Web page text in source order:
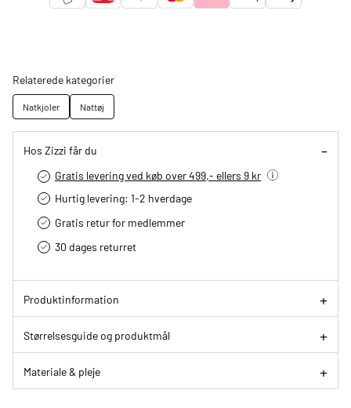
Relaterede kategorier
Natkjoler Nattøj
Hos Zizzi får du
Gratis levering ved køb over 499,- ellers 9 kr
Hurtig levering­: 1-2 hverdage
Gratis retur for medlemmer
30 dages returret
Produktinformation
Størrelsesguide og produktmål
Materiale & pleje